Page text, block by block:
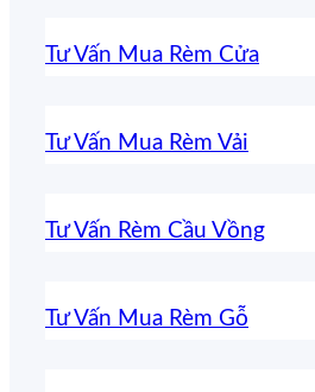
Tư Vấn Mua Rèm Cửa
Tư Vấn Mua Rèm Vải
Tư Vấn Rèm Cầu Vồng
Tư Vấn Mua Rèm Gỗ